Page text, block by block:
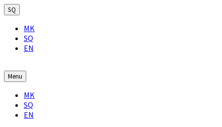
Skip
to
content
Skip
to
main
navigation
Skip
to
footer
SQ
Choose
language:
MK
SQ
EN
Menu
Choose
language:
MK
SQ
EN